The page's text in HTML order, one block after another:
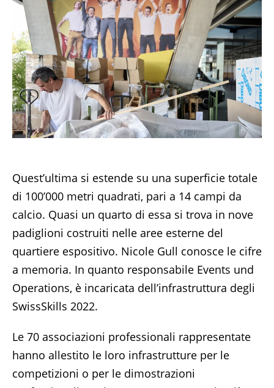
Quest’ultima si estende su una superficie totale
di 100’000 metri quadrati, pari a 14 campi da
calcio. Quasi un quarto di essa si trova in nove
padiglioni costruiti nelle aree esterne del
quartiere espositivo. Nicole Gull conosce le cifre
a memoria. In quanto responsabile Events und
Operations, è incaricata dell’infrastruttura degli
SwissSkills 2022.
Le 70 associazioni professionali rappresentate
hanno allestito le loro infrastrutture per le
competizioni o per le dimostrazioni